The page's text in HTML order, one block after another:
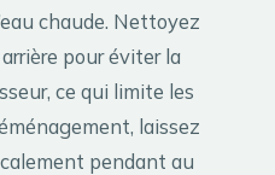
chaude. Nettoyez
pour éviter la
ce qui limite les
laissez
pendant au